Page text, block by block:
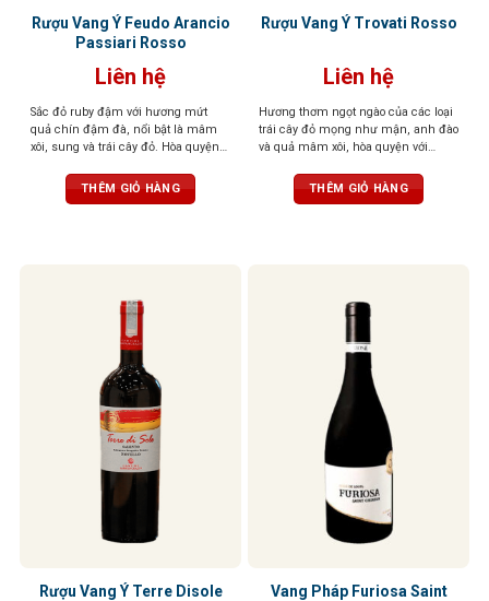
Rượu Vang Ý Feudo Arancio
Passiari Rosso
Liên hệ
Sắc đỏ ruby đậm với hương mứt
quả chín đậm đà, nổi bật là mâm
xôi, sung và trái cây đỏ. Hòa quyện
như tiêu đen, quế, thảo mộc khô,
gợi cảm giác ấm áp và hài hòa.
THÊM GIỎ HÀNG
Rượu Vang Ý Trovati Rosso
Liên hệ
Hương thơm ngọt ngào của các loại
trái cây đỏ mọng như mận, anh đào
và quả mâm xôi, hòa quyện với
vị và vani. Vị chát mềm mại, tròn
trịa, cân bằng hoàn hảo với vị chua
THÊM GIỎ HÀNG
Rượu Vang Ý Terre Disole Vang Pháp Furiosa Saint